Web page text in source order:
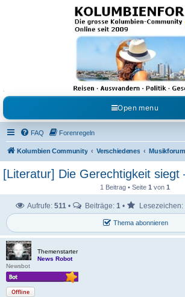
Kolumbienforum - Das
grosse Forum der
Freunde Kolumbiens
Reisen, Auswandern, Kultur, Politik, Geschichte und Visum in
Austausch, Erfahrungen und Gemeinschaft im
Open menu
FAQ Forenregeln
Kolumbien Community Verschiedenes
[Literatur] Die Gerechtigkeit siegt
1 Beitrag • Seite 1 von 1
Thema abonnieren
Aufrufe: 511 • Beiträge: 1 • Lesezeichen:
Themenstarter
News Robot
Newsbot
Offline